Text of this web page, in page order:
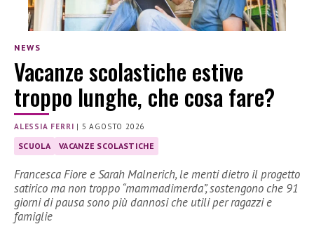
NEWS
Vacanze scolastiche estive
troppo lunghe, che cosa fare?
ALESSIA FERRI | 5 AGOSTO 2026
SCUOLA VACANZE SCOLASTICHE
Francesca Fiore e Sarah Malnerich, le menti dietro il progetto
satirico ma non troppo “mammadimerda”, sostengono che 91
giorni di pausa sono più dannosi che utili per ragazzi e
famiglie